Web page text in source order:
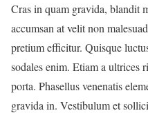
Cras in quam gravida, blandit
accumsan at velit non
pretium efficitur. Quisque
sodales enim. Etiam a ultrices
porta. Phasellus venenatis
gravida in. Vestibulum et